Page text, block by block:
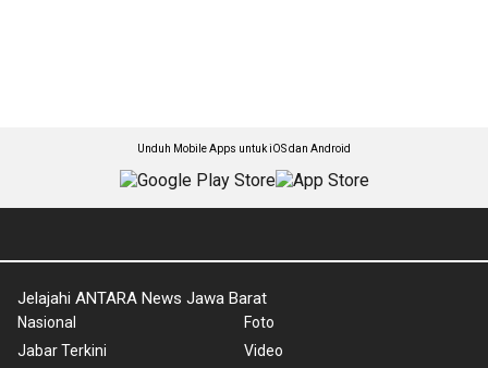
Unduh Mobile Apps untuk iOS dan Android
Jelajahi ANTARA News Jawa Barat
Nasional
Jabar Terkini
Foto
Video